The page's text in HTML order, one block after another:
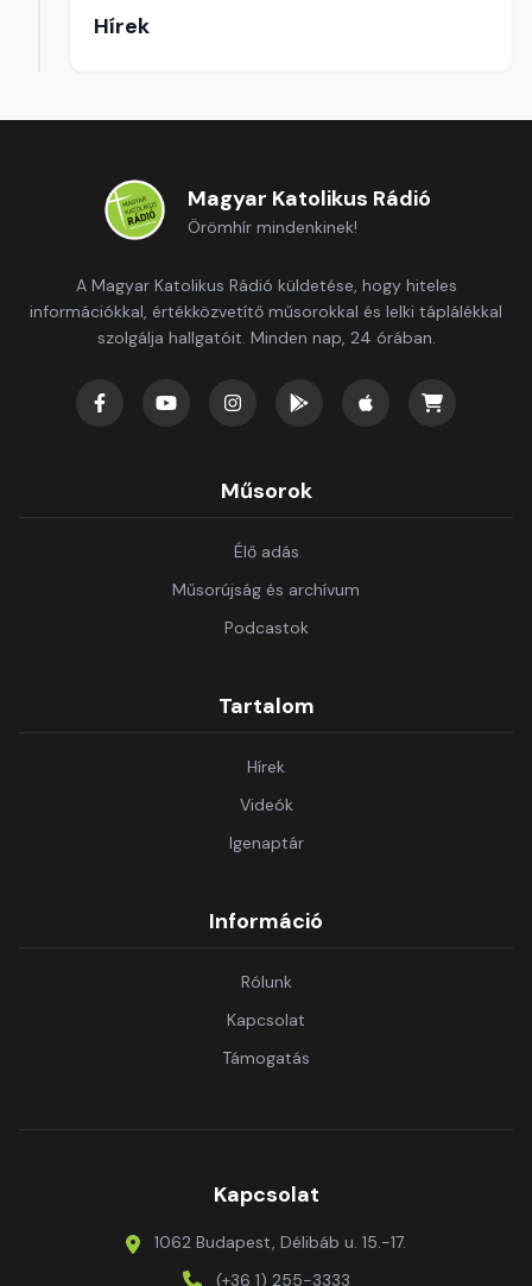
Hírek
Magyar Katolikus Rádió
Örömhír mindenkinek!
A Magyar Katolikus Rádió küldetése, hogy hiteles
információkkal, értékközvetítő műsorokkal és lelki táplálékkal
szolgálja hallgatóit. Minden nap, 24 órában.
Műsorok
Élő adás
Műsorújság és archívum
Podcastok
Tartalom
Hírek
Videók
Igenaptár
Információ
Rólunk
Kapcsolat
Támogatás
Kapcsolat
1062 Budapest, Délibáb u. 15.-17.
(+36 1) 255-3333